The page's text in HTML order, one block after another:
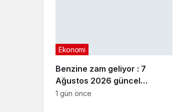
Benzine zam geliyor : 7
Ağustos 2026 güncel
akaryakıt fiyatları
Ekonomi
1 gün önce